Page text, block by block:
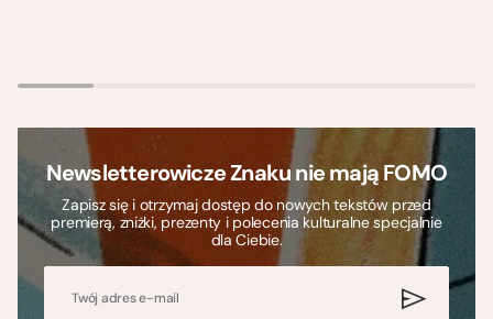
Newsletterowicze Znaku nie mają FOMO
Zapisz się i otrzymaj dostęp do nowych tekstów przed
premierą, zniżki, prezenty i polecenia kulturalne specjalnie
dla Ciebie.